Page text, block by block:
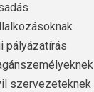
pályázatírás
szervezeteknek